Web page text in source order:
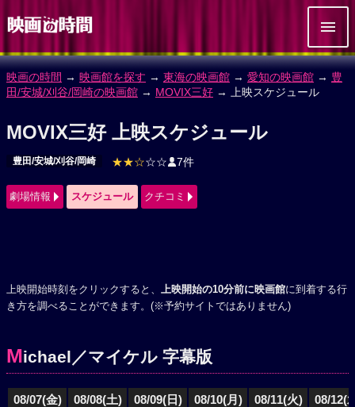
映画の時間 → 映画館を探す → 東海の映画館 → 愛知の映画館 → 豊
田/安城/刈谷/岡崎の映画館 → MOVIX三好 → 上映スケジュール
MOVIX三好 上映スケジュール
豊田/安城/刈谷/岡崎 ★★☆☆☆ 7件
劇場情報 スケジュール クチコミ
上映開始時刻をクリックすると、 上映開始の10分前に映画館に到着する行
き方を調べることができます。(※予約サイトではありません)
Michael／マイケル 字幕版
08/07(金) 08/08(土) 08/09(日) 08/10(月) 08/11(火) 08/12(